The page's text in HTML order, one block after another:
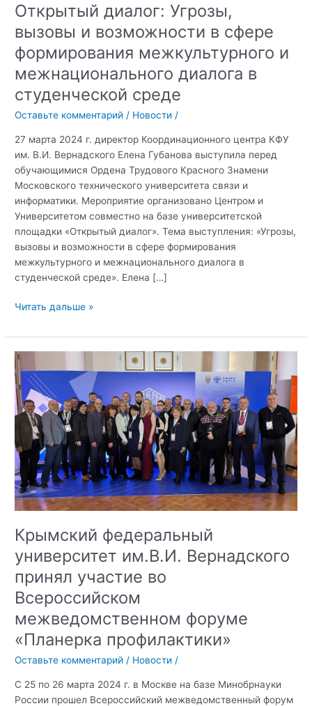
Открытый диалог: Угрозы,
вызовы и возможности в сфере
формирования межкультурного и
межнационального диалога в
студенческой среде
Оставьте комментарий / Новости /
27 марта 2024 г. директор Координационного центра КФУ
им. В.И. Вернадского Елена Губанова выступила перед
обучающимися Ордена Трудового Красного Знамени
Московского технического университета связи и
информатики. Мероприятие организовано Центром и
Университетом совместно на базе университетской
площадки «Открытый диалог». Тема выступления: «Угрозы,
вызовы и возможности в сфере формирования
межкультурного и межнационального диалога в
студенческой среде». Елена […]
Открытый
Угрозы,
вызовы
и
возможности
в
сфере
формирования
межкультурного
и
межнационального
диалога
в
среде
Читать дальше »
Крымский федеральный
университет им.В.И. Вернадского
принял участие во
Всероссийском
межведомственном форуме
«Планерка профилактики»
Оставьте комментарий / Новости /
С 25 по 26 марта 2024 г. в Москве на базе Минобрнауки
России прошел Всероссийский межведомственный форум